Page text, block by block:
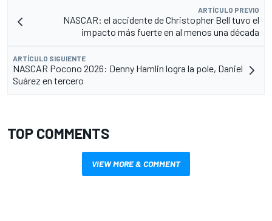
ARTÍCULO PREVIO
NASCAR: el accidente de Christopher Bell tuvo el
impacto más fuerte en al menos una década
ARTÍCULO SIGUIENTE
NASCAR Pocono 2026: Denny Hamlin logra la pole, Daniel
Suárez en tercero
TOP COMMENTS
VIEW MORE & COMMENT